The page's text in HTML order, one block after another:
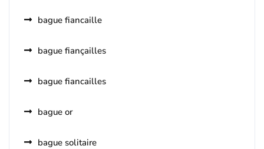
bague fiancaille
bague fiançailles
bague fiancailles
bague or
bague solitaire